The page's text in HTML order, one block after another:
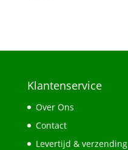
Klantenservice
Over Ons
Contact
Levertijd & verzending